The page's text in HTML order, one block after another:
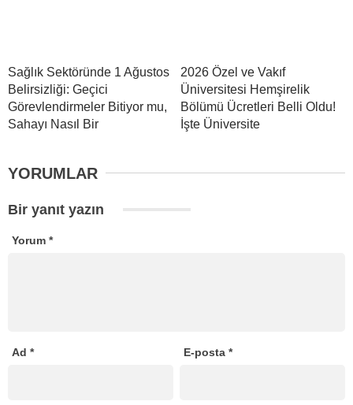
Sağlık Sektöründe 1 Ağustos
Belirsizliği: Geçici
Görevlendirmeler Bitiyor mu,
Sahayı Nasıl Bir
2026 Özel ve Vakıf
Üniversitesi Hemşirelik
Bölümü Ücretleri Belli Oldu!
İşte Üniversite
YORUMLAR
Bir yanıt yazın
Yorum *
Ad * E-posta*